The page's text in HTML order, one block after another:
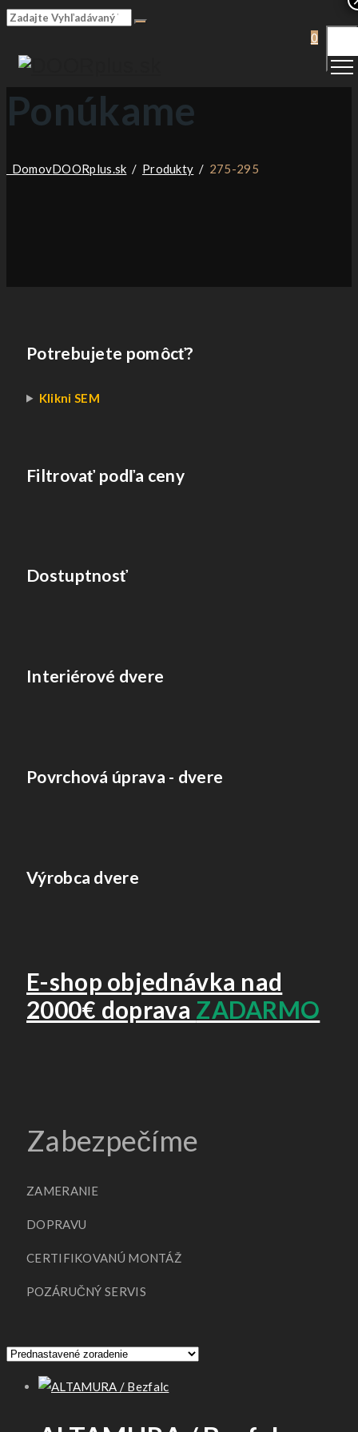
0
Ponúkame
DomovDOORplus.sk / Produkty / 275-295
Potrebujete pomôcť?
Klikni SEM
Filtrovať podľa ceny
Dostuptnosť
Interiérové dvere
Povrchová úprava - dvere
Výrobca dvere
E-shop objednávka nad
2000€ doprava ZADARMO
Zabezpečíme
ZAMERANIE
DOPRAVU
CERTIFIKOVANÚ MONTÁŽ
POZÁRUČNÝ SERVIS